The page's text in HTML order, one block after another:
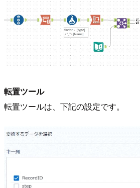
転置ツール
転置ツールは、下記の設定です。